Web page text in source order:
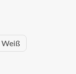
Weiß